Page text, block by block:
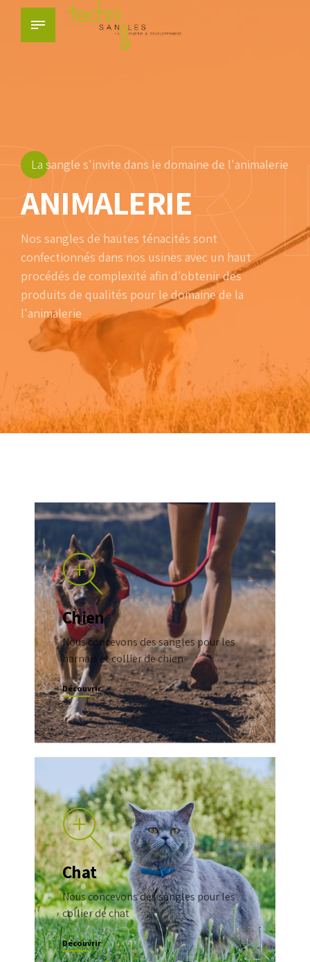
La sangle s'invite dans le domaine de l'animalerie
ANIMALERIE
Nos sangles de hautes ténacités sont
confectionnés dans nos usines avec un haut
procédés de complexité afin d'obtenir des
produits de qualités pour le domaine de la
l'animalerie
Chien
Nous concevons des sangles pour les
harnais et collier de chien
Découvrir
Chat
Nous concevons des sangles pour les
collier de chat
Découvrir